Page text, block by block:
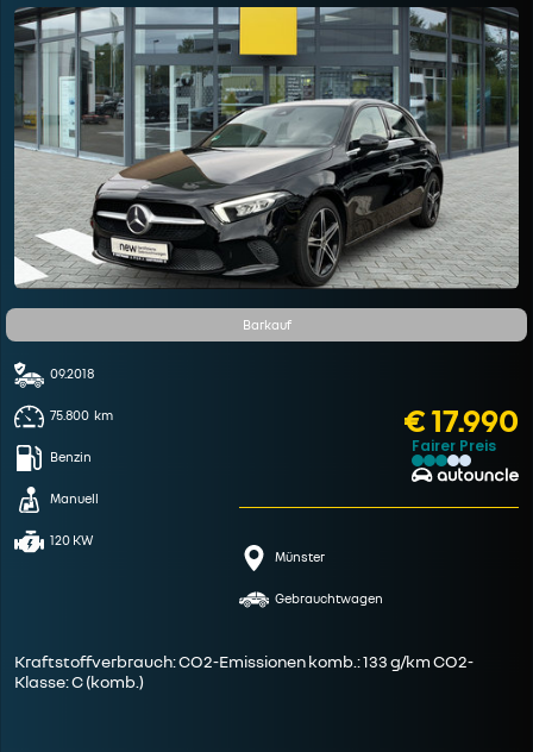
Barkauf
09.2018
75.800 km
Benzin
Manuell
120 KW
€ 17.990
Fairer Preis
Münster
Gebrauchtwagen
Kraftstoffverbrauch: CO2-Emissionen komb.: 133 g/km CO2-
Klasse: C (komb.)